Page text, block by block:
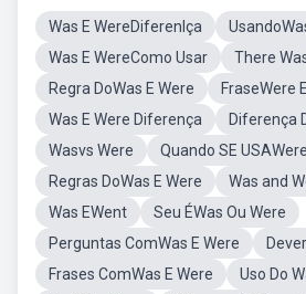
Was E WereDiferenlça
Was E WereComo Usar
There
Regra DoWas E Were
FraseWere
Was E Were Diferença
Diferença
Wasvs Were
Quando SE
Regras DoWas E Were
Was and
Was EWent
Seu ÉWas Ou Were
Perguntas ComWas E Were
Frases ComWas E Were
Uso Do